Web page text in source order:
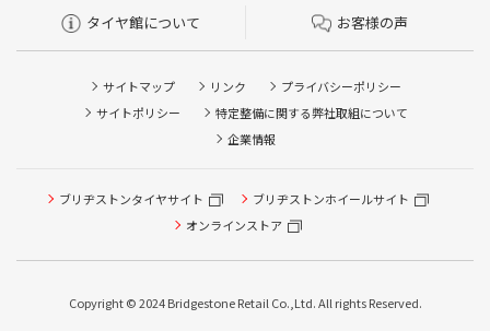
タイヤ館について お客様の声
サイトマップ リンク
プライバシーポリシー
サイトポリシー
特定整備に関する弊社取組について
企業情報
ブリヂストンタイヤサイト
ブリヂストンホイールサイト
オンラインストア
Copyright © 2024 Bridgestone Retail Co.,Ltd. All rights Reserved.
タイヤ点検・安全点検/タイヤ履き替え/オイル交換/その他
ピット作業の予約
本日のタイヤ履き替え順番待ち予約 ※クローク契約会員の